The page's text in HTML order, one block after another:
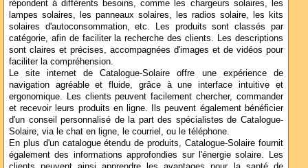
répondent à différents besoins, comme les chargeurs solaires, les
lampes solaires, les panneaux solaires, les radios solaire, les kits
solaires d'autoconsommation, etc. Les produits sont classés par
catégorie, afin de faciliter la recherche des clients. Les descriptions
sont claires et précises, accompagnées d'images et de vidéos pour
faciliter la compréhension.
Le site internet de Catalogue-Solaire offre une expérience de
navigation agréable et fluide, grâce à une interface intuitive et
ergonomique. Les clients peuvent facilement chercher, commander
et recevoir leurs produits en ligne. Ils peuvent également bénéficier
d'un conseil personnalisé de la part des spécialistes de Catalogue-
Solaire, via le chat en ligne, le courriel, ou le téléphone.
En plus d'un catalogue étendu de produits, Catalogue-Solaire fournit
également des informations approfondies sur l'énergie solaire. Les